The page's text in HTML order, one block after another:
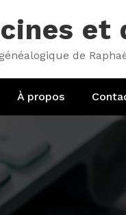
et
de
À propos